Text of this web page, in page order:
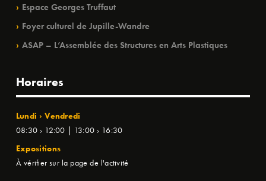
Espace Georges Truffaut
Foyer culturel de Jupille-Wandre
ASAP – L’Assemblée des Structures en Arts Plastiques
Horaires
Lundi › Vendredi
08:30 › 12:00 | 13:00 › 16:30
Expositions
À vérifier sur la page de l'activité